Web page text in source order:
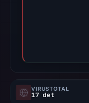
VIRUSTOTAL
17 det